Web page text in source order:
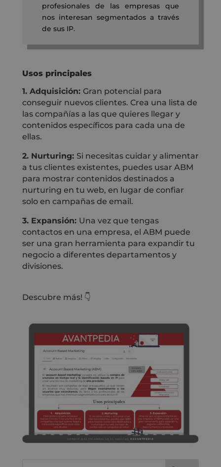
profesionales de las empresas que
nos interesan segmentados a través
de sus IP.
Usos principales
1. Adquisición: Gran potencial para
conseguir nuevos clientes. Crea una lista de
las compañías a las que quieres llegar y
contenidos específicos para cada una de
ellas.
2. Nurturing: Si necesitas cuidar y alimentar
a tus clientes existentes, puedes usar ABM
para mostrar contenidos destinados a
nurturing en tu web, en lugar de confiar
solo en campañas de email.
3. Expansión: Una vez que tengas
contactos en una empresa, el ABM puede
ser una gran herramienta para expandir tu
negocio a diferentes departamentos y
divisiones.
Descubre más! 👇